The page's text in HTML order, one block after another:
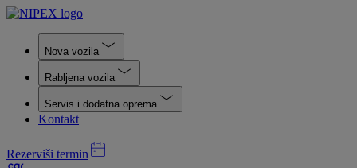
Nova vozila
Rabljena vozila
Servis i dodatna oprema
Kontakt
Rezerviši termin